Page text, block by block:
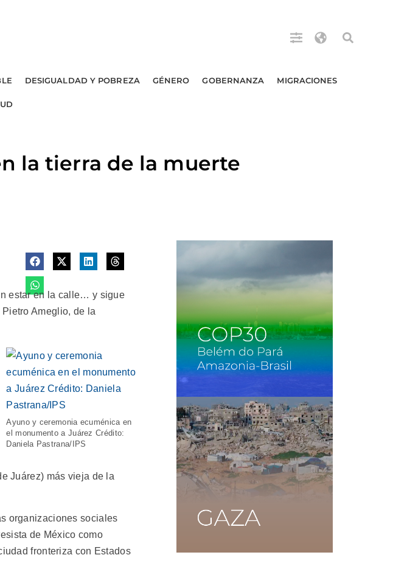
DESIGUALDAD Y POBREZA GÉNERO GOBERNANZA MIGRACIONES
la tierra de la muerte
estar en la calle… y sigue
Ameglio, de la
Ayuno y ceremonia ecuménica en
el monumento a Juárez Crédito:
Daniela Pastrana/IPS
Juárez) más vieja de la
organizaciones sociales
de México como
fronteriza con Estados